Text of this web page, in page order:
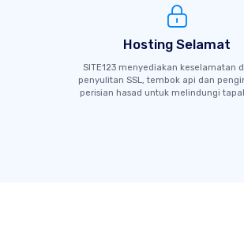
Hosting Selamat
SITE123 menyediakan keselamatan
penyulitan SSL, tembok api dan
perisian hasad untuk melindungi